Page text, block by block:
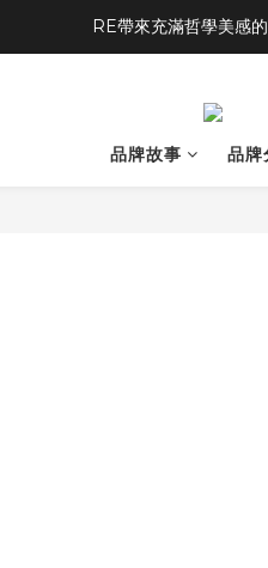
RE帶來充滿哲學美感
品牌故事 品牌